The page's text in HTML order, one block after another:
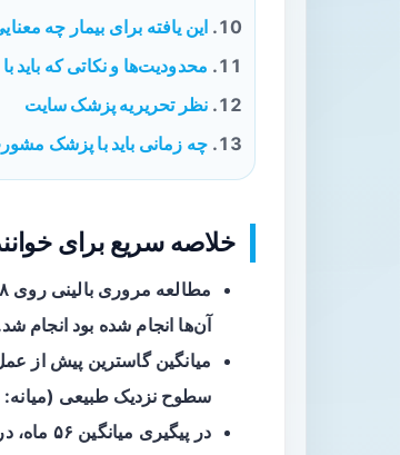
این یافته برای بیمار چه
محدودیت‌ها و نکاتی که باید
نظر تحریریه پزشک سایت
چه زمانی باید با پزشک
خلاصه سریع برای
مطالعه مروری بالینی روی ۸ بیمار با
آن‌ها انجام شده بود انجام
میانگین گاسترین پیش از عمل
سطوح نزدیک طبیعی (میانه:
در پیگیری میانگین ۵۶ ماه، در ۶ بیمار تومورها ناپدید شدند و در ۲ بیمار کاهش یا